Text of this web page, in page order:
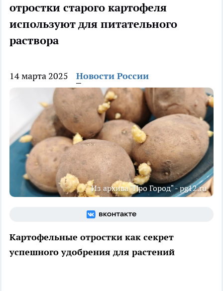
отростки старого картофеля
используют для питательного
раствора
14 марта 2025 Новости России
Из архива "Про Город" - pg12.ru
Картофельные отростки как секрет
успешного удобрения для растений